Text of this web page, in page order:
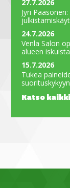
27.7.2026
Jyri
24.7.2026
Venla Salon
alueen
15.7.2026
Tukea
Katso